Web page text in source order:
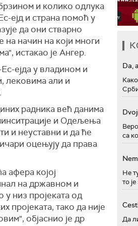
и колико одлука
ејд и страна помоћ у
да они стварно
на начин на који многи
истакао је Ангер.
ејда у владином и
лековима али и
радника већ данима
и Одељења
и неуставни и да ће
оцењују да права
афера којој
на државном и
у низ пројеката од
пројеката, тако да није
објаснио је др
Da,
са
Не
то
Да